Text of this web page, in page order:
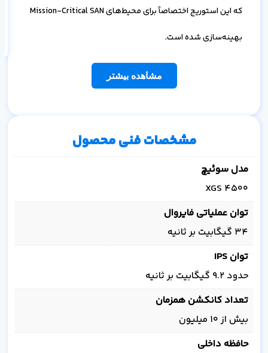
که این استوریج اختصاصاً برای محیط‌های Mission-Critical SAN
بهینه‌سازی شده است.
مشاهده بیشتر
مشخصات فنی محصول
مدل سوئیچ
XGS 4500
توان عملیاتی فایروال
۳۴ گیگابیت بر ثانیه
توان IPS
حدود ۹.۲ گیگابیت بر ثانیه
تعداد کانکشن همزمان
بیش از ۱۰ میلیون
حافظه داخلی